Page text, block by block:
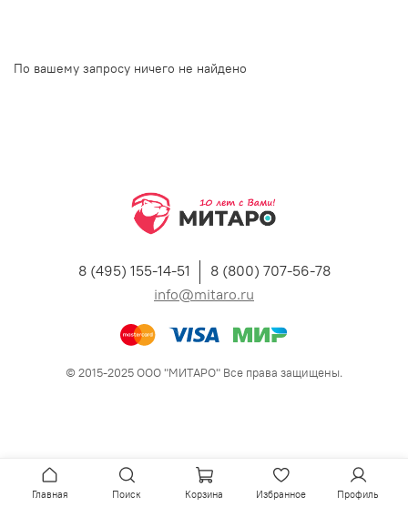
По вашему запросу ничего не найдено
8 (495) 155-14-51
8 (800) 707-56-78
info@mitaro.ru
© 2015-2025 ООО "МИТАРО" Все права защищены.
Главная Поиск Корзина Избранное Профиль